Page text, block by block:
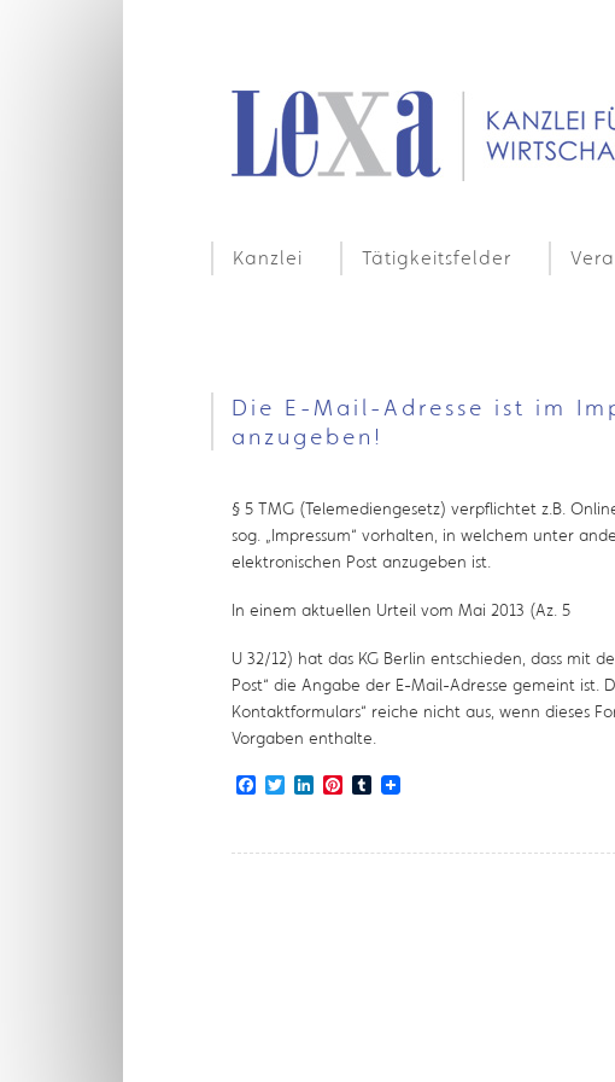
Kanzlei Tätigkeitsfelder
Die E-Mail-Adresse ist im
anzugeben!
§ 5 TMG (Telemediengesetz) verpflichtet z.B.
sog. „Impressum“ vorhalten, in welchem unter
elektronischen Post anzugeben ist.
In einem aktuellen Urteil vom Mai 2013 (Az. 5
U 32/12) hat das KG Berlin entschieden, dass mit
Post“ die Angabe der E-Mail-Adresse gemeint ist.
Kontaktformulars“ reiche nicht aus, wenn dieses
Vorgaben enthalte.
Facebook
TwitterLinkedIn
Pinterest
Tumblr